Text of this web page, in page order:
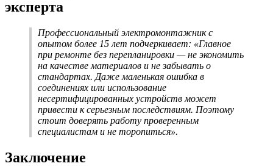
эксперта
Профессиональный электромонтажник с
опытом более 15 лет подчеркивает: «Главное
при ремонте без перепланировки — не экономить
на качестве материалов и не забывать о
стандартах. Даже маленькая ошибка в
соединениях или использование
несертифицированных устройств может
привести к серьезным последствиям. Поэтому
стоит доверять работу проверенным
специалистам и не торопиться».
Заключение